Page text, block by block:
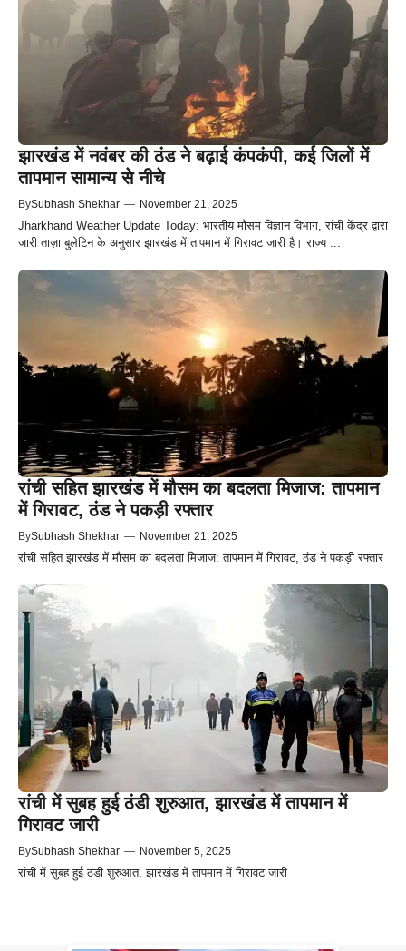
झारखंड में नवंबर की ठंड ने बढ़ाई कंपकंपी, कई जिलों में
तापमान सामान्य से नीचे
BySubhash Shekhar — November 21, 2025
Jharkhand Weather Update Today: भारतीय मौसम विज्ञान विभाग, रांची केंद्र द्वारा
जारी ताज़ा बुलेटिन के अनुसार झारखंड में तापमान में गिरावट जारी है। राज्य ...
रांची सहित झारखंड में मौसम का बदलता मिजाज: तापमान
में गिरावट, ठंड ने पकड़ी रफ्तार
BySubhash Shekhar — November 21, 2025
रांची सहित झारखंड में मौसम का बदलता मिजाज: तापमान में गिरावट, ठंड ने पकड़ी रफ्तार
रांची में सुबह हुई ठंडी शुरुआत, झारखंड में तापमान में
गिरावट जारी
BySubhash Shekhar — November 5, 2025
रांची में सुबह हुई ठंडी शुरुआत, झारखंड में तापमान में गिरावट जारी